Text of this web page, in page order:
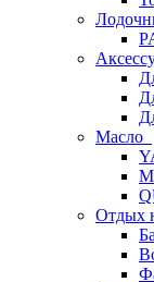
Масло
Отдых